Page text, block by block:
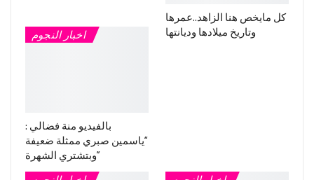
اخبار النجوم
بالفيديو منة فضالي :
“ياسمين صبري ممثلة ضعيفة
وبتشتري الشهرة”
كل مايخص هنا الزاهد..عمرها
وتاريخ ميلادها وديانتها